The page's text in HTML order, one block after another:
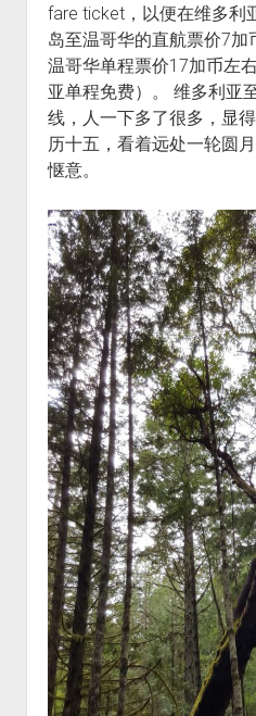
fare ticket，以便在维多利
岛至温哥华的直航票价7加
温哥华单程票价17加币左
亚单程免费）。 维多利亚
线，人一下多了很多，显
历十五，看着远处一轮圆
惬意。